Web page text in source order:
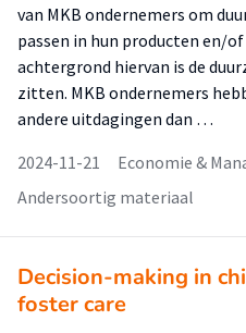
van MKB ondernemers om
passen in hun producten en/
achtergrond hiervan is de
zitten. MKB ondernemers
andere uitdagingen dan …
2024-11-21
Economie &
Andersoortig materiaal
Decision-making in
foster care